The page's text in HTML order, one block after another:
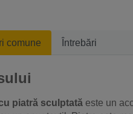
comune Întrebări
piatră sculptată este un